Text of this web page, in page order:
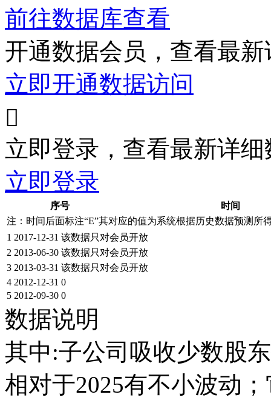
前往数据库查看
开通数据会员，查看最
立即开通数据访问

立即登录，查看最新详细
立即登录
序号
时间
注：时间后面标注“E”其对应的值为系统根据历史数据预测所
1 2017-12-31 该数据只对会员开放
2 2013-06-30 该数据只对会员开放
3 2013-03-31 该数据只对会员开放
4 2012-12-31 0
5 2012-09-30 0
数据说明
其中:子公司吸收少数股
相对于2025有不小波动